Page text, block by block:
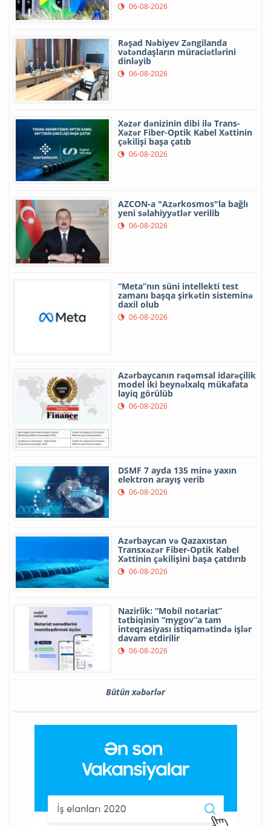
06-08-2026
Rəşad Nəbiyev Zəngilanda
vətəndaşların müraciətlərini
dinləyib
06-08-2026
Xəzər dənizinin dibi ilə Trans-
Xəzər Fiber-Optik Kabel Xəttinin
çəkilişi başa çatıb
06-08-2026
AZCON-a "Azərkosmos"la bağlı
yeni səlahiyyətlər verilib
06-08-2026
“Meta”nın süni intellekti test
zamanı başqa şirkətin sisteminə
daxil olub
06-08-2026
Azərbaycanın rəqəmsal idarəçilik
model iki beynəlxalq mükafata
layiq görülüb
06-08-2026
DSMF 7 ayda 135 minə yaxın
elektron arayış verib
06-08-2026
Azərbaycan və Qazaxıstan
Transxəzər Fiber-Optik Kabel
Xəttinin çəkilişini başa çatdırıb
06-08-2026
Nazirlik: “Mobil notariat”
tətbiqinin “mygov”a tam
inteqrasiyası istiqamətində işlər
davam etdirilir
06-08-2026
Bütün xəbərlər